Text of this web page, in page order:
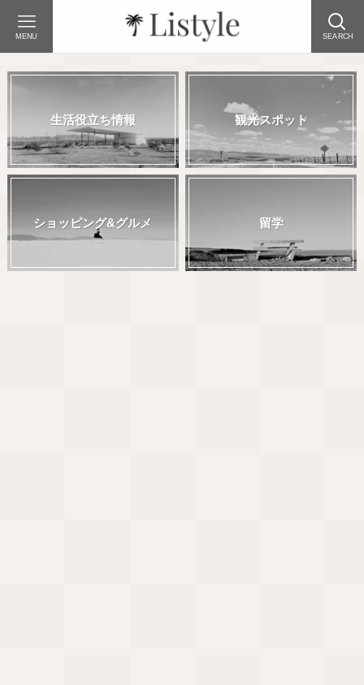
SEARCH
MENU
生活役立ち情報 観光スポット
ショッピング&グルメ 留学